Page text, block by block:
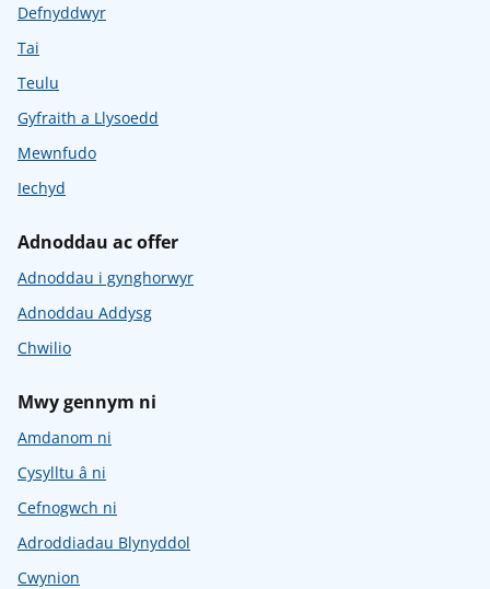
Defnyddwyr
Tai
Teulu
Gyfraith a Llysoedd
Mewnfudo
Iechyd
Adnoddau ac offer
Adnoddau i gynghorwyr
Adnoddau Addysg
Chwilio
Mwy gennym ni
Amdanom ni
Cysylltu â ni
Cefnogwch ni
Adroddiadau Blynyddol
Cwynion